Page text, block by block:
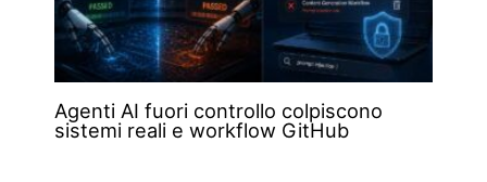
Agenti AI fuori controllo colpiscono
sistemi reali e workflow GitHub